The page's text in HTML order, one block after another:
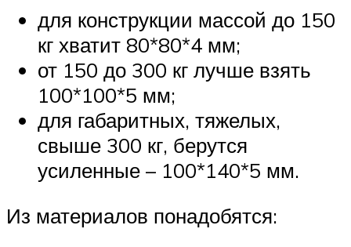
для конструкции массой до 150
кг хватит 80*80*4 мм;
от 150 до 300 кг лучше взять
100*100*5 мм;
для габаритных, тяжелых,
свыше 300 кг, берутся
усиленные – 100*140*5 мм.
Из материалов понадобятся: